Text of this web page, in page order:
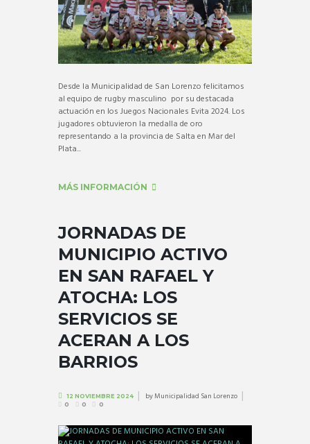
Desde la Municipalidad de San Lorenzo felicitamos
al equipo de rugby masculino por su destacada
actuación en los Juegos Nacionales Evita 2024. Los
jugadores obtuvieron la medalla de oro
representando a la provincia de Salta en Mar del
Plata...
MÁS INFORMACIÓN
JORNADAS DE
MUNICIPIO ACTIVO
EN SAN RAFAEL Y
ATOCHA: LOS
SERVICIOS SE
ACERAN A LOS
BARRIOS
12 NOVIEMBRE 2024 byMunicipalidad San Lorenzo
0 0 0